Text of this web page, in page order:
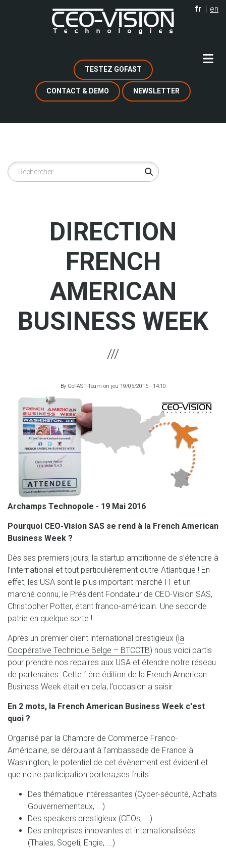
fr en
TESTEZ GOFAST
CONTACT & DEMO NEWSLETTER
Rechercher
DIRECTION
FRENCH
AMERICAN
BUSINESS WEEK
By GoFAST-Team on jeu 19/05/2016 - 14:10
Archamps Technopole - 19 Mai 2016
Pourquoi CEO-Vision SAS se rend à la French American
Business Week ?
Dès ses premiers jours, la startup ambitionne de s’étendre à
l’international et tout particulièrement outre-Atlantique ! En
effet, les USA sont le plus important marché IT et un
marché connu, le Président Fondateur de CEO-Vision SAS,
Christopher Potter, étant franco-américain. Une seconde
patrie en quelque sorte !
Après un premier client international prestigieux (la
Coopérative Technique Belge – BTCCTB) nous voici partis
pour prendre nos repaires aux USA et étendre notre réseau
de partenaires. Cette 1ère édition de la French American
Business Week était en cela, l’occasion a saisir.
En 2 mots, la French American Business Week c'est
quoi ?
Organisé par la Chambre de Commerce Franco-
Américaine, se déroulant à l'ambassade de France à
Washington, le potentiel de cet évènement est évident et
que notre participation portera,ses fruits :
Des thématique intéressantes (Cyber-sécurité, Achats
Gouvernementaux, ...)
Des speakers prestigieux (CEOs, ...)
Des entreprises innovantes et internationalisées
(Thales, Sogeti, Engie, ...)